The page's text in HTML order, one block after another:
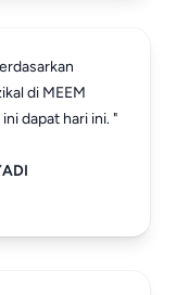
di MEEM
dapat hari ini. "